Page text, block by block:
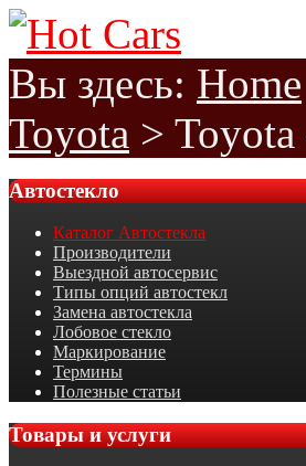
Вы здесь: Home
Toyota >
Автостекло
Каталог Автостекла
Производители
Выездной автосервис
Типы опций автостекл
Замена автостекла
Лобовое стекло
Маркирование
Термины
Полезные статьи
Товарыи услуги